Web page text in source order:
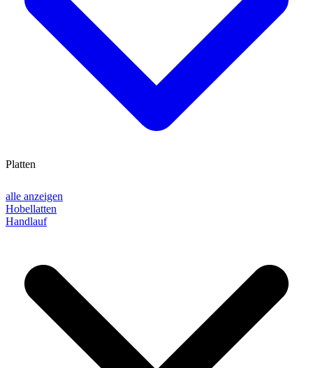
alle anzeigen
Hobellatten
Handlauf
Platten